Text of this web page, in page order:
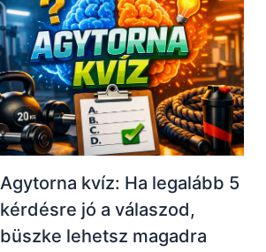
Agytorna kvíz: Ha legalább 5
kérdésre jó a válaszod,
büszke lehetsz magadra